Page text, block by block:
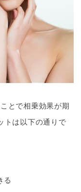
とで相乗効果が期
トは以下の通りで
る